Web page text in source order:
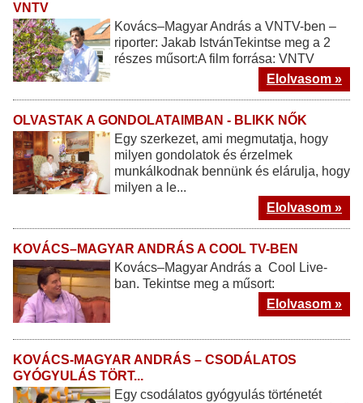
VNTV
Kovács–Magyar András a VNTV-ben –
riporter: Jakab IstvánTekintse meg a 2
részes műsort:A film forrása: VNTV
Elolvasom »
OLVASTAK A GONDOLATAIMBAN - BLIKK NŐK
Egy szerkezet, ami megmutatja, hogy
milyen gondolatok és érzelmek
munkálkodnak bennünk és elárulja, hogy
milyen a le...
Elolvasom »
KOVÁCS–MAGYAR ANDRÁS A COOL TV-BEN
Kovács–Magyar András a Cool Live-
ban. Tekintse meg a műsort:
Elolvasom »
KOVÁCS-MAGYAR ANDRÁS – CSODÁLATOS
GYÓGYULÁS TÖRT...
Egy csodálatos gyógyulás történetét